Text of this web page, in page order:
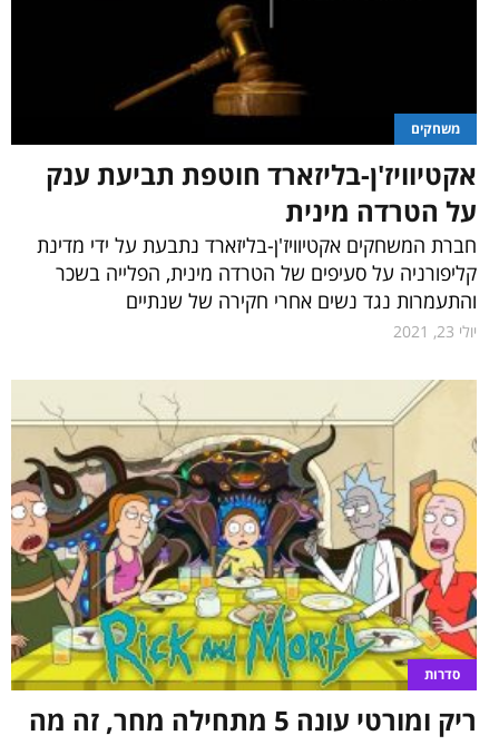
משחקים
אקטיוויז'ן-בליזארד חוטפת תביעת ענק
על הטרדה מינית
חברת המשחקים אקטיוויז'ן-בליזארד נתבעת על ידי מדינת
קליפורניה על סעיפים של הטרדה מינית, הפלייה בשכר
והתעמרות נגד נשים אחרי חקירה של שנתיים
יולי 23, 2021
סדרות
ריק ומורטי עונה 5 מתחילה מחר, זה מה